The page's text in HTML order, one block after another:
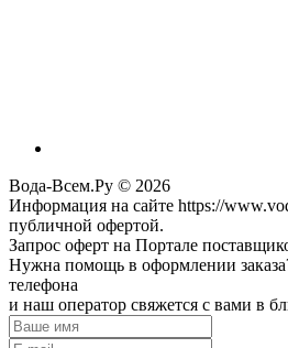
Вода-Всем.Ру © 2026
Информация на сайте https://
публичной офертой.
Запрос оферт на Портале
Нужна помощь в оформлении
телефона
и наш оператор свяжется с вами в